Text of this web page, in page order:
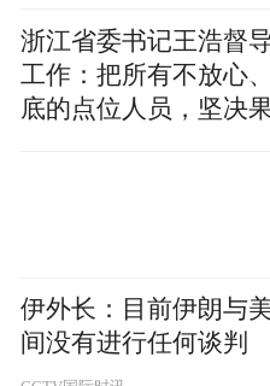
浙江省委书记王浩督
工作：把所有不放心
底的点位人员，坚决
伊外长：目前伊朗与
间没有进行任何谈判